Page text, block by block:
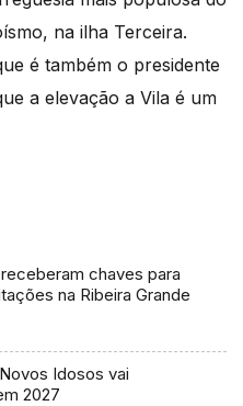
na ilha Terceira.
é também o presidente
a elevação a Vila é um
receberam chaves para
na Ribeira Grande
Idosos vai
2027